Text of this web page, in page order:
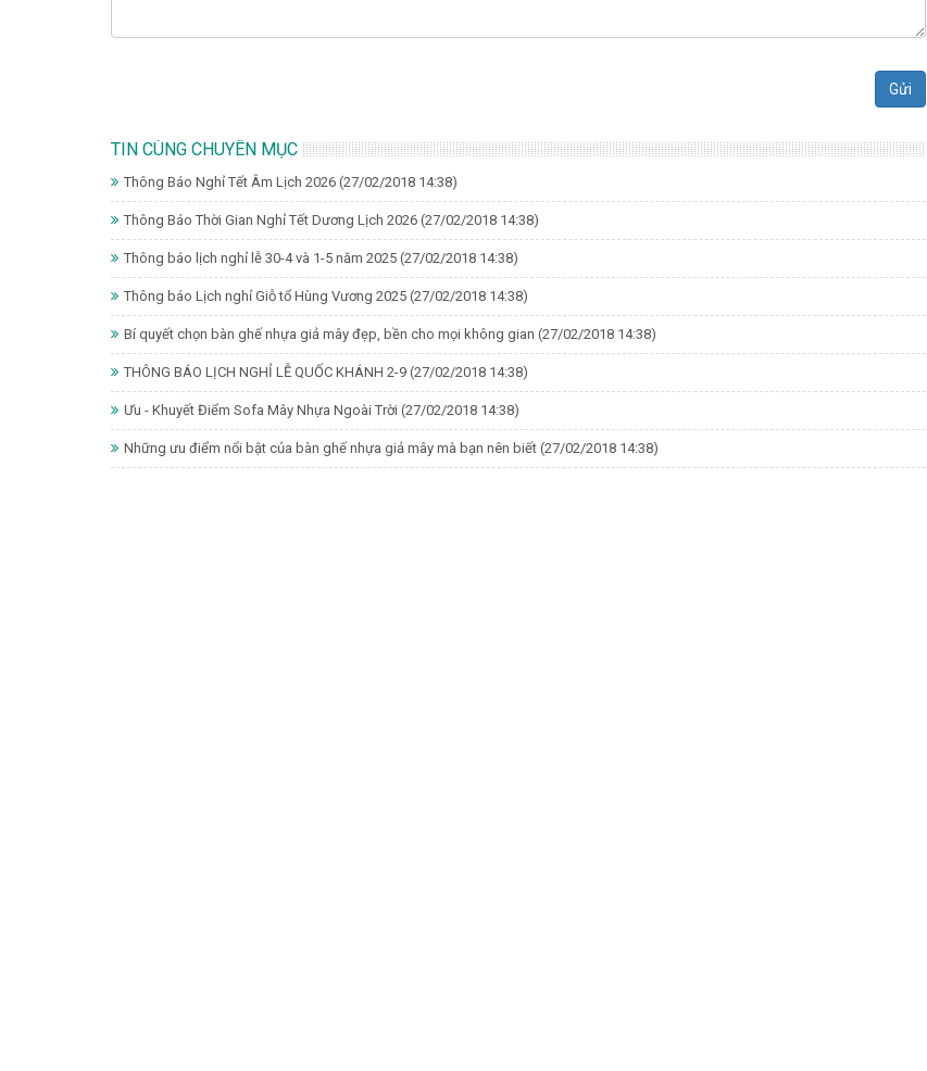
Gửi
TIN CÙNG CHUYÊN MỤC
Thông Báo Nghỉ Tết Âm Lịch 2026 (27/02/2018 14:38)
Thông Báo Thời Gian Nghỉ Tết Dương Lịch 2026 (27/02/2018 14:38)
Thông báo lịch nghỉ lễ 30-4 và 1-5 năm 2025 (27/02/2018 14:38)
Thông báo Lịch nghỉ Giỗ tổ Hùng Vương 2025 (27/02/2018 14:38)
Bí quyết chọn bàn ghế nhựa giả mây đẹp, bền cho mọi không gian (27/02/2018 14:38)
THÔNG BÁO LỊCH NGHỈ LỄ QUỐC KHÁNH 2-9 (27/02/2018 14:38)
Ưu - Khuyết Điểm Sofa Mây Nhựa Ngoài Trời (27/02/2018 14:38)
Những ưu điểm nổi bật của bàn ghế nhựa giả mây mà bạn nên biết (27/02/2018 14:38)